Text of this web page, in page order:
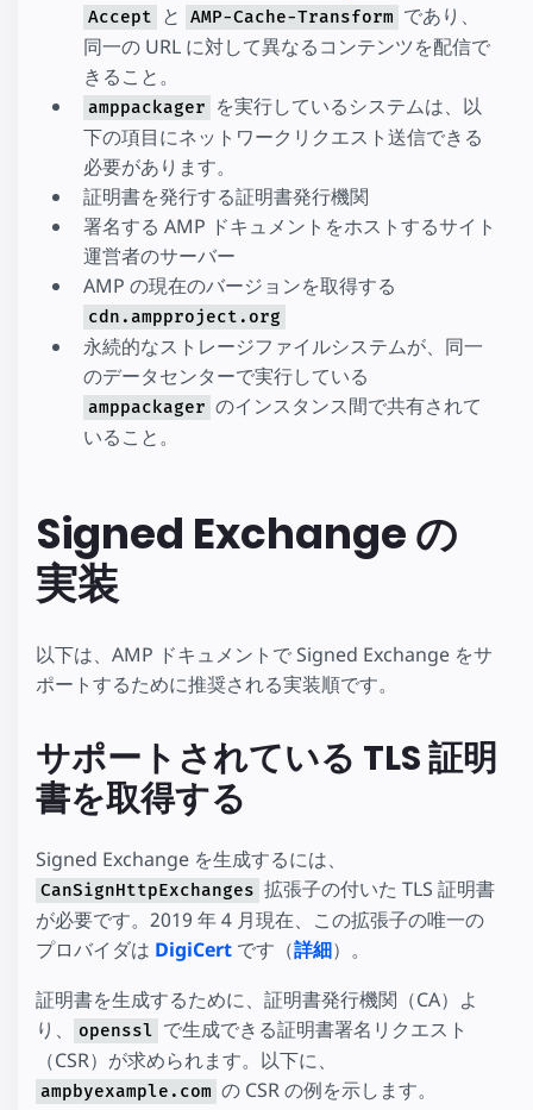
Accept と AMP-Cache-Transform であり、
同一の URL に対して異なるコンテンツを配信で
きること。
amppackager
を実行しているシステムは、以
下の項目にネットワークリクエスト送信できる
必要があります。
証明書を発行する証明書発行機関
署名する AMP ドキュメントをホストするサイト
運営者のサーバー
AMP の現在のバージョンを取得する
cdn.ampproject.org
永続的なストレージファイルシステムが、同一
のデータセンターで実行している
amppackager のインスタンス間で共有されて
いること。
Signed Exchange の
実装
以下は、AMP ドキュメントで Signed Exchange をサ
ポートするために推奨される実装順です。
サポートされている TLS 証明
書を取得する
Signed Exchange を生成するには、
CanSignHttpExchanges 拡張子の付いた TLS 証明書
が必要です。2019 年 4 月現在、この拡張子の唯一の
プロバイダは DigiCert です（詳細）。
証明書を生成するために、証明書発行機関（CA）よ
り、
openssl で生成できる証明書署名リクエスト
（CSR）が求められます。以下に、
ampbyexample.com の CSR の例を示します。